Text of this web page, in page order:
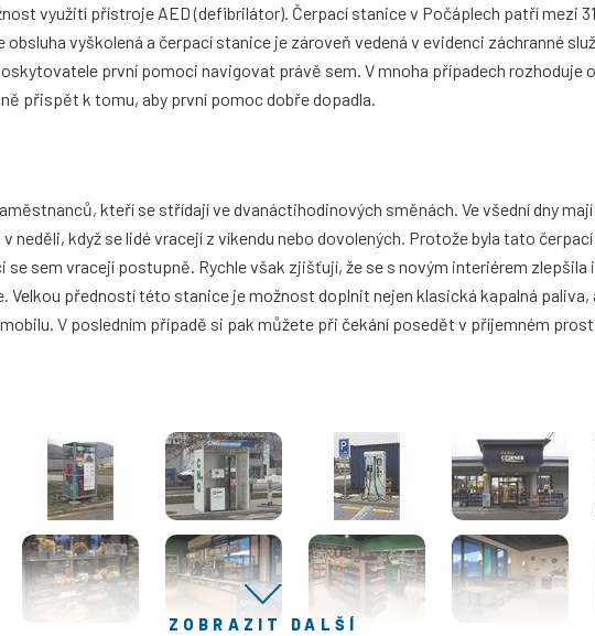
využití přístroje AED (defibrilátor). Čerpací stanice v Počáplech patří mezi
vyškolená a čerpací stanice je zároveň vedená v evidenci záchranné
první pomoci navigovat právě sem. V mnoha případech rozhoduje
přispět k tomu, aby první pomoc dobře dopadla.
kteří se střídají ve dvanáctihodinových směnách. Ve všední dny
neděli, když se lidé vracejí z víkendu nebo dovolených. Protože byla tato
sem vracejí postupně. Rychle však zjišťují, že se s novým interiérem
Velkou předností této stanice je možnost doplnit nejen klasická kapalná paliva,
V posledním případě si pak můžete při čekání posedět v příjemném
ZOBRAZIT DALŠÍ